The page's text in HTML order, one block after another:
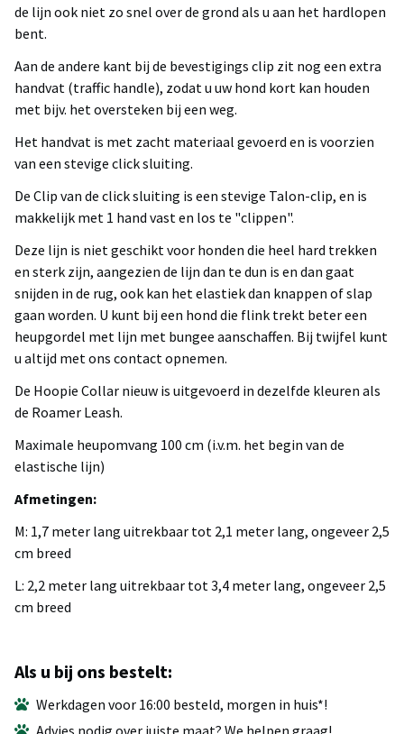
de lijn ook niet zo snel over de grond als u aan het hardlopen
bent.
Aan de andere kant bij de bevestigings clip zit nog een extra
handvat (traffic handle), zodat u uw hond kort kan houden
met bijv. het oversteken bij een weg.
Het handvat is met zacht materiaal gevoerd en is voorzien
van een stevige click sluiting.
De Clip van de click sluiting is een stevige Talon-clip, en is
makkelijk met 1 hand vast en los te "clippen".
Deze lijn is niet geschikt voor honden die heel hard trekken
en sterk zijn, aangezien de lijn dan te dun is en dan gaat
snijden in de rug, ook kan het elastiek dan knappen of slap
gaan worden. U kunt bij een hond die flink trekt beter een
heupgordel met lijn met bungee aanschaffen. Bij twijfel kunt
u altijd met ons contact opnemen.
De Hoopie Collar nieuw is uitgevoerd in dezelfde kleuren als
de Roamer Leash.
Maximale heupomvang 100 cm (i.v.m. het begin van de
elastische lijn)
Afmetingen:
M: 1,7 meter lang uitrekbaar tot 2,1 meter lang, ongeveer 2,5
cm breed
L: 2,2 meter lang uitrekbaar tot 3,4 meter lang, ongeveer 2,5
cm breed
Als u bij ons bestelt:
Werkdagen voor 16:00 besteld, morgen in huis*!
Advies nodig over juiste maat? We helpen graag!